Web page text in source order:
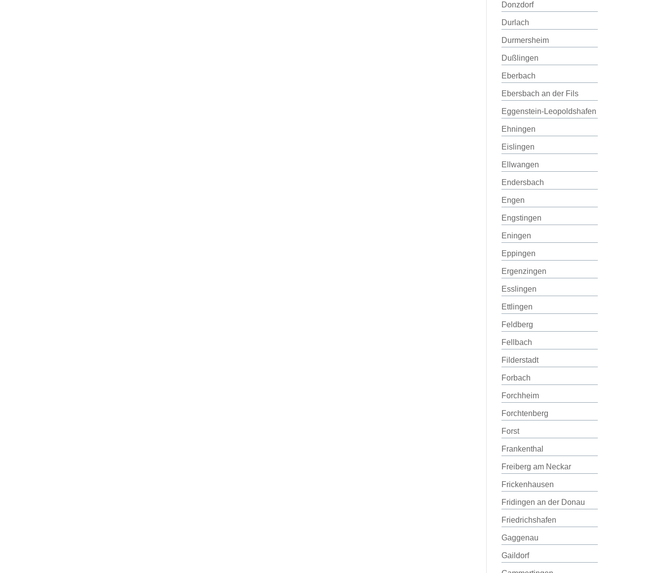
Donzdorf
Durlach
Durmersheim
Dußlingen
Eberbach
Ebersbach an der Fils
Eggenstein-Leopoldshafen
Ehningen
Eislingen
Ellwangen
Endersbach
Engen
Engstingen
Eningen
Eppingen
Ergenzingen
Esslingen
Ettlingen
Feldberg
Fellbach
Filderstadt
Forbach
Forchheim
Forchtenberg
Forst
Frankenthal
Freiberg am Neckar
Frickenhausen
Fridingen an der Donau
Friedrichshafen
Gaggenau
Gaildorf